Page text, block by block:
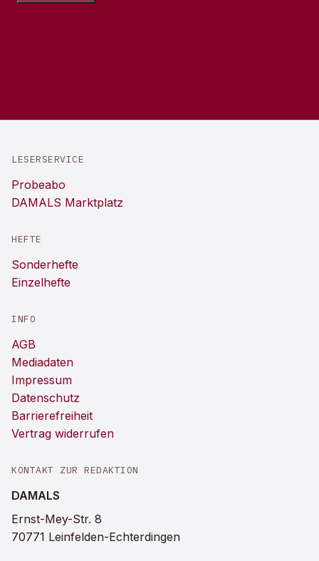
LESERSERVICE
Probeabo
DAMALS Marktplatz
HEFTE
Sonderhefte
Einzelhefte
INFO
AGB
Mediadaten
Impressum
Datenschutz
Barrierefreiheit
Vertrag widerrufen
KONTAKT ZUR REDAKTION
DAMALS
Ernst-Mey-Str. 8
70771 Leinfelden-Echterdingen